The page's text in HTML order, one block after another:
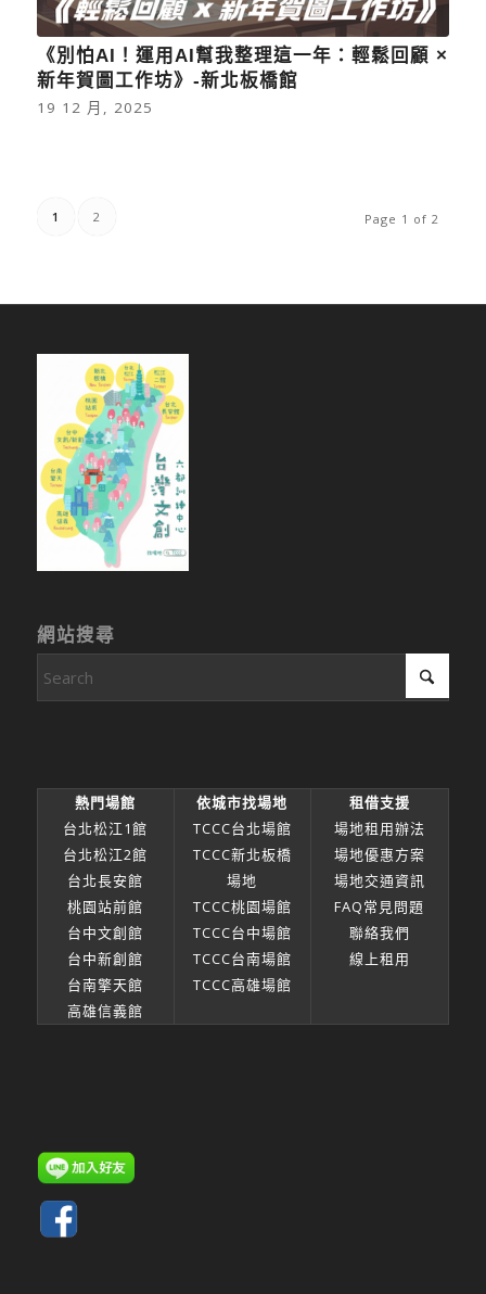
《別怕AI！運用AI幫我整理這一年：輕鬆回顧 ×
新年賀圖工作坊》-新北板橋館
19 12 月, 2025
Page 1 of 2
1 2
網站搜尋
熱門場館
台北松江1館
台北松江2館
台北長安館
桃園站前館
台中文創館
台中新創館
台南擎天館
高雄信義館
依城市找場地
TCCC台北場館
TCCC新北板橋
場地
TCCC桃園場館
TCCC台中場館
TCCC台南場館
TCCC高雄場館
租借支援
場地租用辦法
場地優惠方案
場地交通資訊
FAQ常見問題
聯絡我們
線上租用